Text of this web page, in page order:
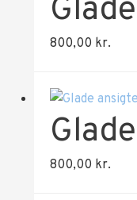
800,00 kr.
800,00 kr.